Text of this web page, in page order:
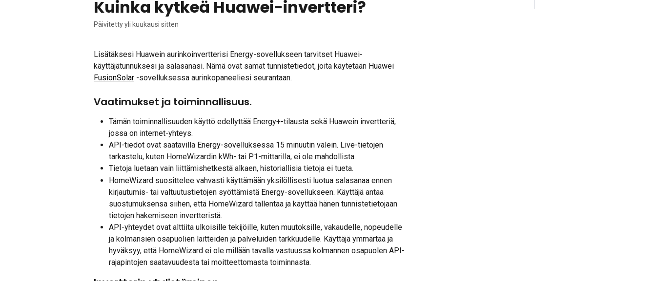
Kuinka kytkeä Huawei-invertteri?
Päivitetty yli kuukausi sitten
Lisätäksesi Huawein aurinkoinvertterisi Energy-sovellukseen tarvitset Huawei-
käyttäjätunnuksesi ja salasanasi. Nämä ovat samat tunnistetiedot, joita käytetään Huawei
FusionSolar -sovelluksessa aurinkopaneeliesi seurantaan.
Vaatimukset ja toiminnallisuus.
Tämän toiminnallisuuden käyttö edellyttää Energy+-tilausta sekä Huawein invertteriä,
jossa on internet-yhteys.
API-tiedot ovat saatavilla Energy-sovelluksessa 15 minuutin välein. Live-tietojen
tarkastelu, kuten HomeWizardin kWh- tai P1-mittarilla, ei ole mahdollista.
Tietoja luetaan vain liittämishetkestä alkaen, historiallisia tietoja ei tueta.
HomeWizard suosittelee vahvasti käyttämään yksilöllisesti luotua salasanaa ennen
kirjautumis- tai valtuutustietojen syöttämistä Energy-sovellukseen. Käyttäjä antaa
suostumuksensa siihen, että HomeWizard tallentaa ja käyttää hänen tunnistetietojaan
tietojen hakemiseen invertteristä.
API-yhteydet ovat alttiita ulkoisille tekijöille, kuten muutoksille, vakaudelle, nopeudelle
ja kolmansien osapuolien laitteiden ja palveluiden tarkkuudelle. Käyttäjä ymmärtää ja
hyväksyy, että HomeWizard ei ole millään tavalla vastuussa kolmannen osapuolen API-
rajapintojen saatavuudesta tai moitteettomasta toiminnasta.